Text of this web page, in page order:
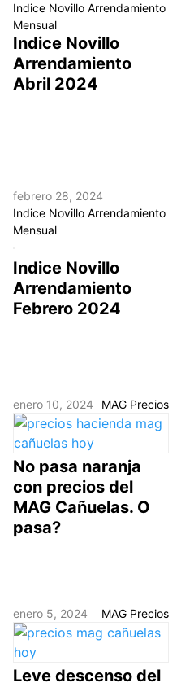
Indice Novillo Arrendamiento
Mensual
Indice Novillo
Arrendamiento
Abril 2024
febrero 28, 2024
Indice Novillo Arrendamiento
Mensual
Indice Novillo
Arrendamiento
Febrero 2024
enero 10, 2024 MAG Precios
No pasa naranja
con precios del
MAG Cañuelas. O
pasa?
enero 5, 2024 MAG Precios
Leve descenso del